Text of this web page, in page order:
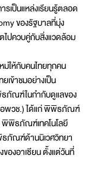
รเป็นแหล่งเรียนรู้ตลอด
ของรัฐบาลที่มุ่ง
ไปควบคู่กับสิ่งแวดล้อม
ให้กับคนไทยทุกคน
ข้าชมอย่างเป็น
ธภัณฑ์ในกำกับดูแลของ
พวช.) ได้แก่ พิพิธภัณฑ์
พิธภัณฑ์เทคโนโลยี
ภัณฑ์ด้านนิเวศวิทยา
องอาเซียน ตั้งแต่วันที่